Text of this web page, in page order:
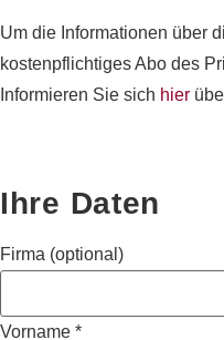
Um die Informationen über
kostenpflichtiges Abo des
Informieren Sie sich hier
Ihre Daten
Firma (optional)
Vorname *